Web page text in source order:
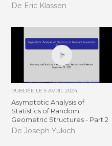
De Eric Klassen
PUBLIÉE LE5 AVRIL 2024
Asymptotic Analysis of
Statistics of Random
Geometric Structures - Part 2
De Joseph Yukich